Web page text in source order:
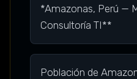
*Amazonas, Perú —
Consultoría TI**
Población de